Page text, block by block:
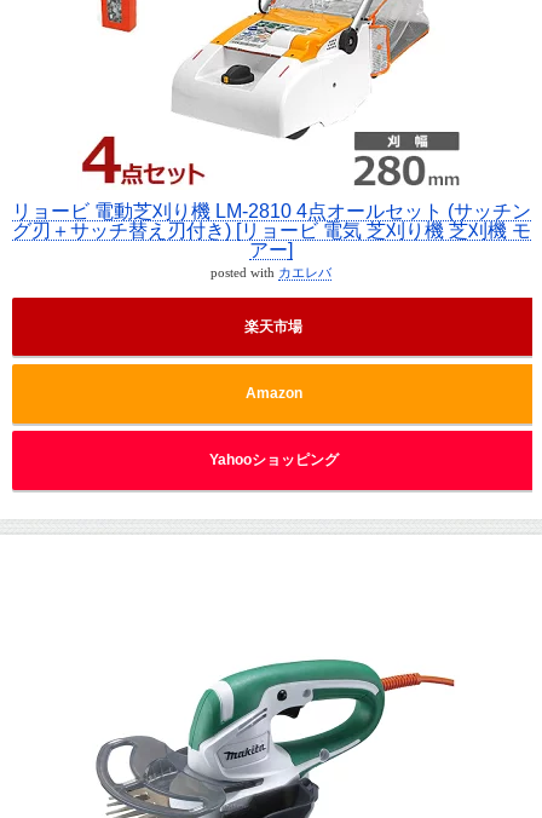
リョービ 電動芝刈り機 LM-2810 4点オールセット (サッチン
グ刃＋サッチ替え刃付き) [リョービ 電気 芝刈り機 芝刈機 モ
アー]
posted with カエレバ
楽天市場
Amazon
Yahooショッピング